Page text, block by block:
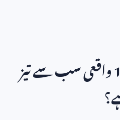
1واقعی سب سے تیز